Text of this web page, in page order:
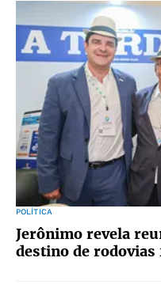
POLÍTICA
Jerônimo revela
destino de rodovias